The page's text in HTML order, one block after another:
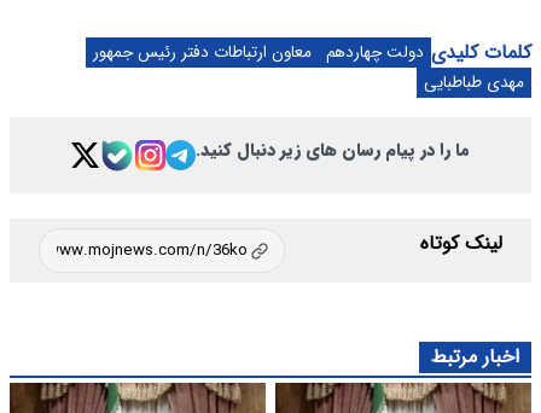
کلمات کلیدی دولت چهاردهم معاون ارتباطات دفتر رئیس جمهور
مهدی طباطبایی
ما را در پیام رسان های زیر دنبال کنید.
لینک کوتاه
اخبار مرتبط